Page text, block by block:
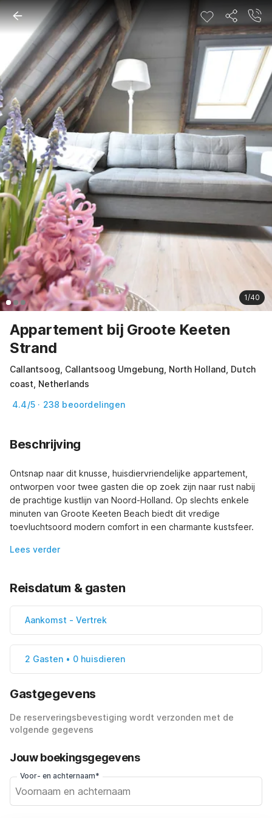
1/40
Appartement bij Groote Keeten
Strand
Callantsoog, Callantsoog Umgebung, North Holland, Dutch
coast, Netherlands
4.4/5 · 238 beoordelingen
Beschrijving
Ontsnap naar dit knusse, huisdiervriendelijke appartement,
ontworpen voor twee gasten die op zoek zijn naar rust nabij
de prachtige kustlijn van Noord-Holland. Op slechts enkele
minuten van Groote Keeten Beach biedt dit vredige
toevluchtsoord modern comfort in een charmante kustsfeer.
Lees verder
Reisdatum & gasten
Aankomst - Vertrek
2 Gasten • 0 huisdieren
Gastgegevens
De reserveringsbevestiging wordt verzonden met de
volgende gegevens
Jouw boekingsgegevens
Voor- en achternaam*